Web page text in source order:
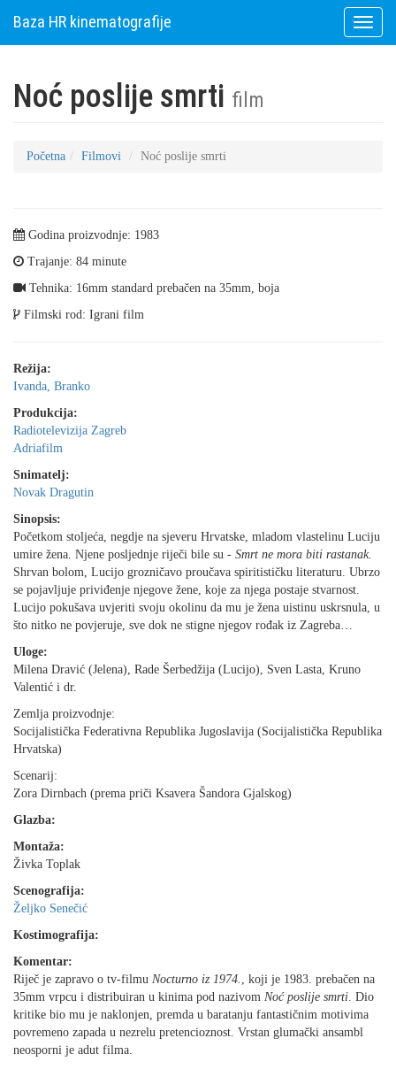
Toggle
Baza HR kinematografije
Noć poslije smrti film
Početna Filmovi Noć poslije smrti
Godina proizvodnje: 1983
Trajanje: 84 minute
Tehnika: 16mm standard prebačen na 35mm, boja
Filmski rod: Igrani film
Režija:
Ivanda, Branko
Produkcija:
Radiotelevizija Zagreb
Adriafilm
Snimatelj:
Novak Dragutin
Sinopsis:
Početkom stoljeća, negdje na sjeveru Hrvatske, mladom vlastelinu Luciju
umire žena. Njene posljednje riječi bile su - Smrt ne mora biti rastanak.
Shrvan bolom, Lucijo grozničavo proučava spiritističku literaturu. Ubrzo
se pojavljuje priviđenje njegove žene, koje za njega postaje stvarnost.
Lucijo pokušava uvjeriti svoju okolinu da mu je žena uistinu uskrsnula, u
što nitko ne povjeruje, sve dok ne stigne njegov rođak iz Zagreba…
Uloge:
Milena Dravić (Jelena), Rade Šerbedžija (Lucijo), Sven Lasta, Kruno
Valentić i dr.
Zemlja proizvodnje:
Socijalistička Federativna Republika Jugoslavija (Socijalistička Republika
Hrvatska)
Scenarij:
Zora Dirnbach (prema priči Ksavera Šandora Gjalskog)
Glazba:
Montaža:
Živka Toplak
Scenografija:
Željko Senečić
Kostimografija:
Komentar:
Riječ je zapravo o tv-filmu Nocturno iz 1974. , koji je 1983. prebačen na
35mm vrpcu i distribuiran u kinima pod nazivom Noć poslije smrti. Dio
kritike bio mu je naklonjen, premda u baratanju fantastičnim motivima
povremeno zapada u nezrelu pretencioznost. Vrstan glumački ansambl
neosporni je adut filma.